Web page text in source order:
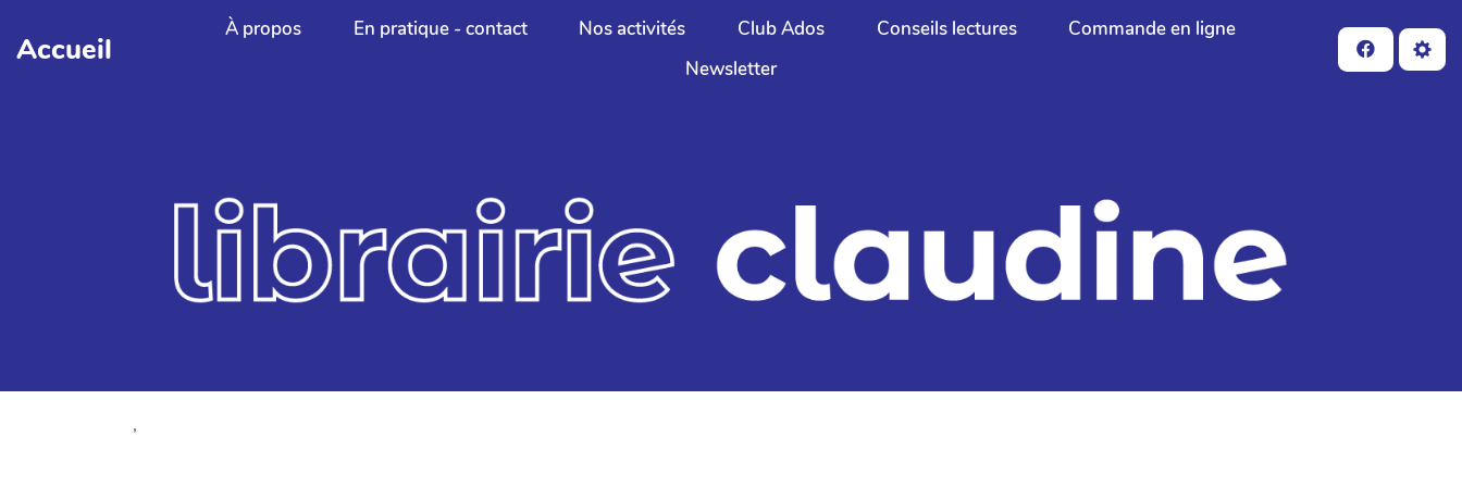
Aller au contenu principal
Accueil
À propos En pratique - contact Nos activités Club Ados Conseils lectures
Commande en ligne
Newsletter
,